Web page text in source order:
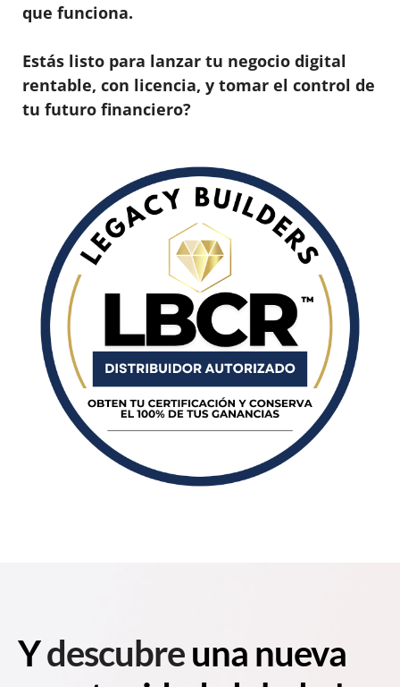
que funciona.
Estás listo para lanzar tu negocio digital
rentable, con licencia, y tomar el control de
tu futuro financiero?
Ydescubreuna nueva